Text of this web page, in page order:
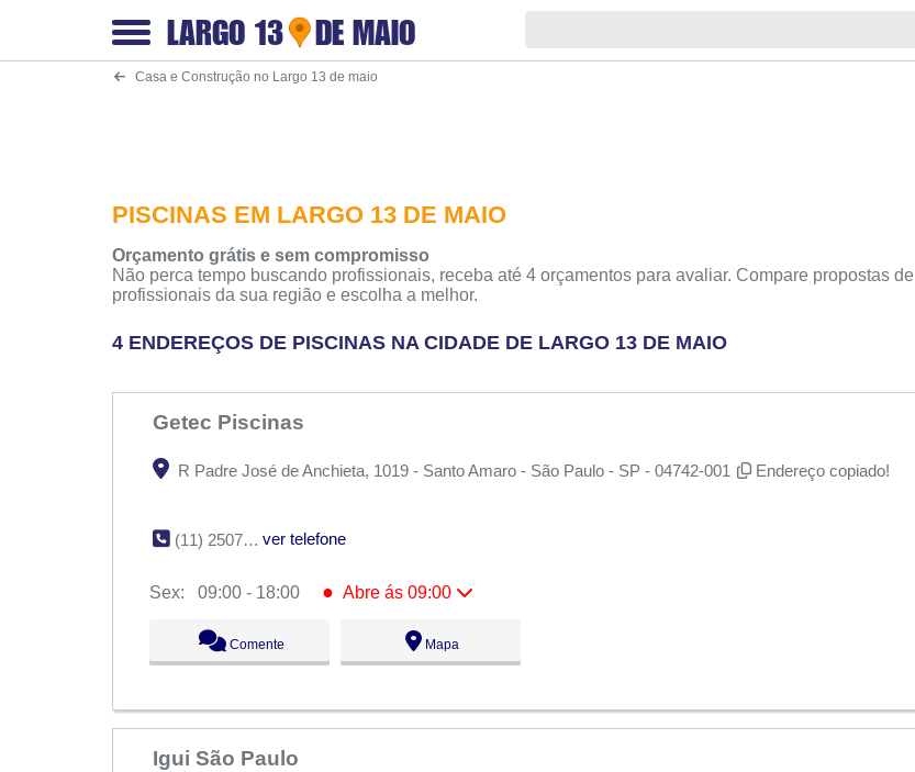
LARGO 13 DE MAIO
Casa e Construção no Largo 13 de maio
PISCINAS EM LARGO 13 DE MAIO
Orçamento grátis e sem compromisso
Não perca tempo buscando profissionais, receba até 4 orçamentos para avaliar. Compare propostas de
profissionais da sua região e escolha a melhor.
4 ENDEREÇOS DE PISCINAS NA CIDADE DE LARGO 13 DE MAIO
Getec Piscinas
R Padre José de Anchieta, 1019 - Santo Amaro - São Paulo - SP - 04742-001 Endereço copiado!
(11) 2507-5621 ver telefone
Sex: 09:00 - 18:00 ● Abre ás 09:00
09:00 - 18:00
Qua:
09:00 - 18:00
Sex:
09:00 - 18:00 ●Abre ás 09:00
Sáb:
Fechado
Dom:
Fechado
Comente Mapa
Igui São Paulo